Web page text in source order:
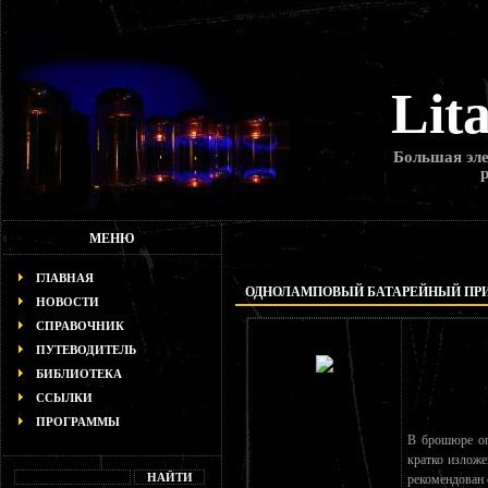
Большая
МЕНЮ
ГЛАВНАЯ
НОВОСТИ
СПРАВОЧНИК
ПУТЕВОДИТЕЛЬ
БИБЛИОТЕКА
ССЫЛКИ
ПРОГРАММЫ
ОДНОЛАМПОВЫЙ БАТАРЕЙНЫЙ
В брошюре
кратко
рекомендован